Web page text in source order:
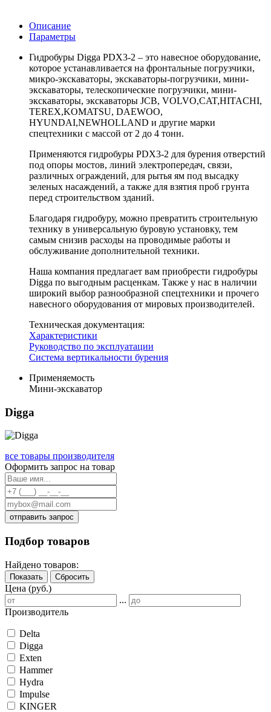
Описание
Параметры
Гидробуры Digga PDX3-2 – это навесное оборудование,
которое устанавливается на фронтальные погрузчики,
микро-экскаваторы, экскаваторы-погрузчики, мини-
экскаваторы, телескопические погрузчики, мини-
экскаваторы, экскаваторы JCB, VOLVO,CAT,HITACHI,
TEREX,KOMATSU, DAEWOO,
HYUNDAI,NEWHOLLAND и другие марки
спецтехники с массой от 2 до 4 тонн.
Применяются гидробуры PDX3-2 для бурения отверстий
под опоры мостов, линий электропередач, связи,
различных ограждений, для рытья ям под высадку
зеленых насаждений, а также для взятия проб грунта
перед строительством зданий.
Благодаря гидробуру, можно превратить строительную
технику в универсальную буровую установку, тем
самым снизив расходы на проводимые работы и
обслуживание дополнительной техники.
Наша компания предлагает вам приобрести гидробуры
Digga по выгодным расценкам. Также у нас в наличии
широкий выбор разнообразной спецтехники и прочего
навесного оборудования от мировых производителей.
Техническая документация:
Характеристики
Руководство по эксплуатации
Система вертикальности бурения
Применяемость
Мини-экскаватор
Digga
все товары производителя
Оформить запрос на товар
отправить запрос
Подбор товаров
Найдено товаров:
Показать Сбросить
Цена (руб.)
...
Производитель
Delta
Digga
Exten
Hammer
Hydra
Impulse
KINGER